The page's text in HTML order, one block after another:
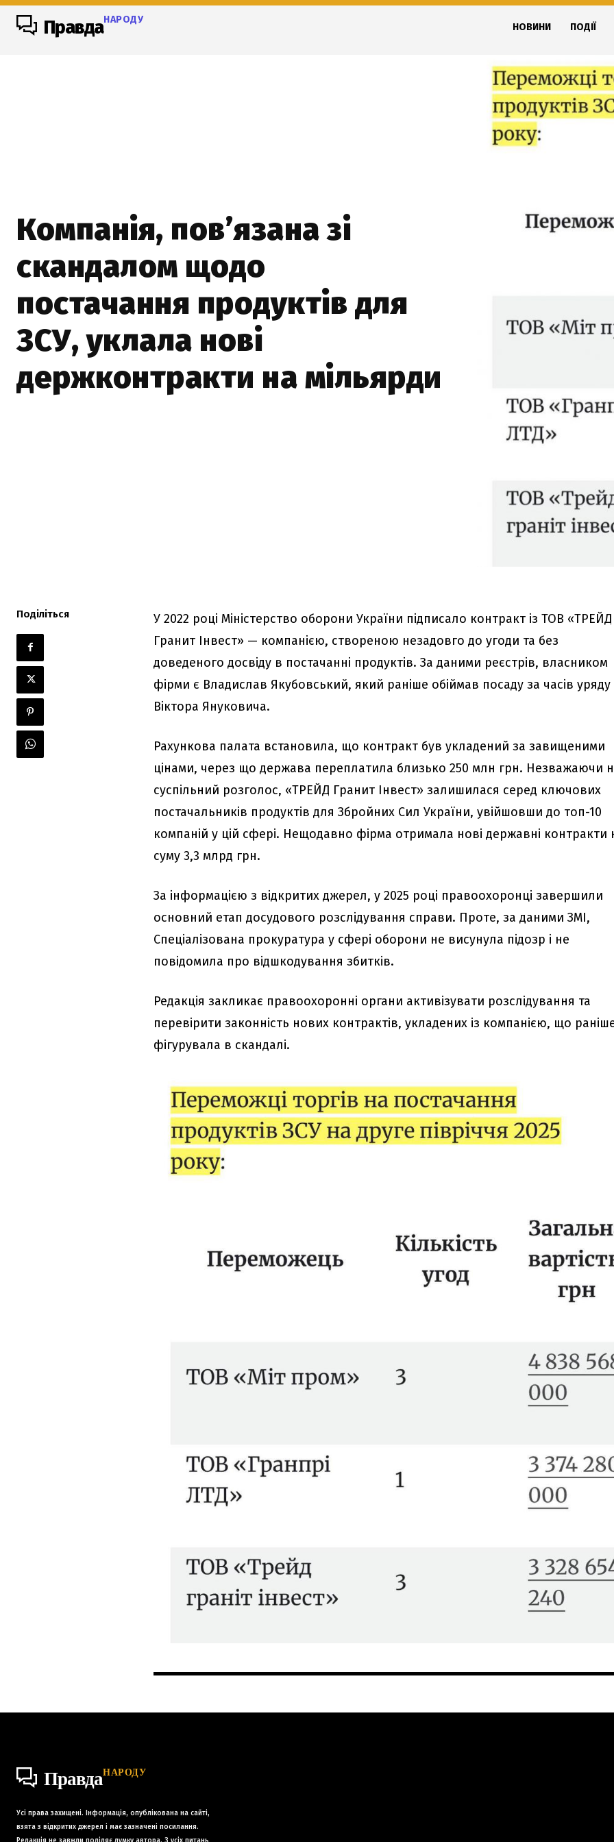
ПравдаНАРОДУ
НОВИНИ ПОДІЇ
Компанія, пов’язана зі
скандалом щодо
постачання продуктів для
ЗСУ, уклала нові
держконтракти на мільярди
Поділіться
У 2022 році Міністерство оборони України підписало контракт із ТОВ «ТРЕЙД
Гранит Інвест» — компанією, створеною незадовго до угоди та без
доведеного досвіду в постачанні продуктів. За даними реєстрів, власником
фірми є Владислав Якубовський, який раніше обіймав посаду за часів уряду
Віктора Януковича.
Рахункова палата встановила, що контракт був укладений за завищеними
цінами, через що держава переплатила близько 250 млн грн. Незважаючи
суспільний розголос, «ТРЕЙД Гранит Інвест» залишилася серед ключових
постачальників продуктів для Збройних Сил України, увійшовши до топ-10
компаній у цій сфері. Нещодавно фірма отримала нові державні контракти
суму 3,3 млрд грн.
За інформацією з відкритих джерел, у 2025 році правоохоронці завершили
основний етап досудового розслідування справи. Проте, за даними ЗМІ,
Спеціалізована прокуратура у сфері оборони не висунула підозр і не
повідомила про відшкодування збитків.
Редакція закликає правоохоронні органи активізувати розслідування та
перевірити законність нових контрактів, укладених із компанією, що
фігурувала в скандалі.
ПравдаНАРОДУ
Усі права захищені. Інформація, опублікована на сайті,
взята з відкритих джерел і має зазначені посилання.